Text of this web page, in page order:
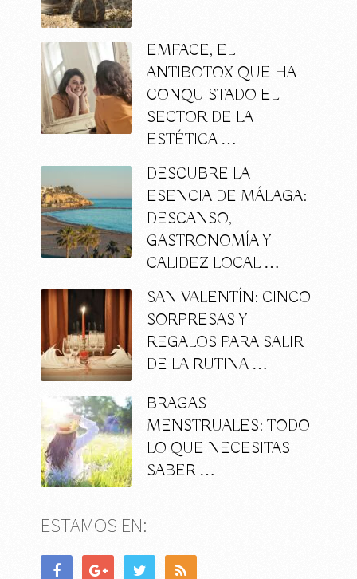
EMFACE, EL
ANTIBOTOX QUE HA
CONQUISTADO EL
SECTOR DE LA
ESTÉTICA …
DESCUBRE LA
ESENCIA DE MÁLAGA:
DESCANSO,
GASTRONOMÍA Y
CALIDEZ LOCAL …
SAN VALENTÍN: CINCO
SORPRESAS Y
REGALOS PARA SALIR
DE LA RUTINA …
BRAGAS
MENSTRUALES: TODO
LO QUE NECESITAS
SABER …
ESTAMOS EN: